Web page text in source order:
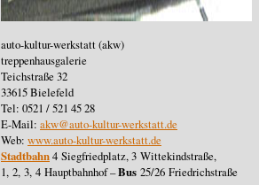
auto-kultur-werkstatt (akw)
treppenhausgalerie
Teichstraße 32
33615 Bielefeld
Tel: 0521 / 521 45 28
E-Mail: akw@auto-kultur-werkstatt.de
Web: www.auto-kultur-werkstatt.de
Stadtbahn4 Siegfriedplatz, 3 Wittekindstraße,
1, 2, 3, 4 Hauptbahnhof –Bus 25/26 Friedrichstraße